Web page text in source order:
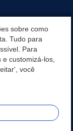
- INÁCIO
sobre como
Tudo para
Para
customizá-los,
você